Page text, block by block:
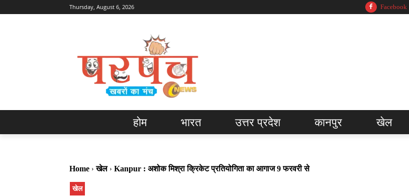
Thursday, August 6, 2026 Facebook
होम भारत उत्तर प्रदेश कानपुर खेल
Home खेल Kanpur : अशोक मिश्रा क्रिकेट प्रतियोगिता का आगाज 9 फरवरी से
खेल